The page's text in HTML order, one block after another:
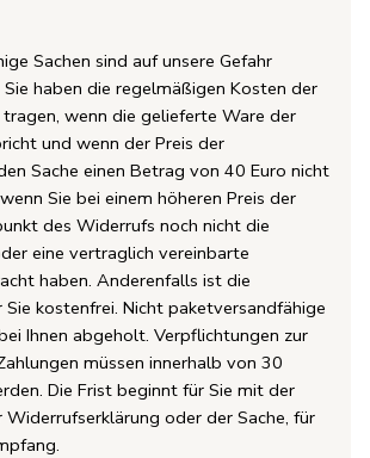
Sachen sind auf unsere Gefahr
Sie haben die regelmäßigen Kosten der
tragen, wenn die gelieferte Ware der
und wenn der Preis der
Sache einen Betrag von 40 Euro nicht
Sie bei einem höheren Preis der
des Widerrufs noch nicht die
eine vertraglich vereinbarte
haben. Anderenfalls ist die
Sie kostenfrei. Nicht paketversandfähige
Ihnen abgeholt. Verpflichtungen zur
müssen innerhalb von 30
Die Frist beginnt für Sie mit der
Widerrufserklärung oder der Sache, für